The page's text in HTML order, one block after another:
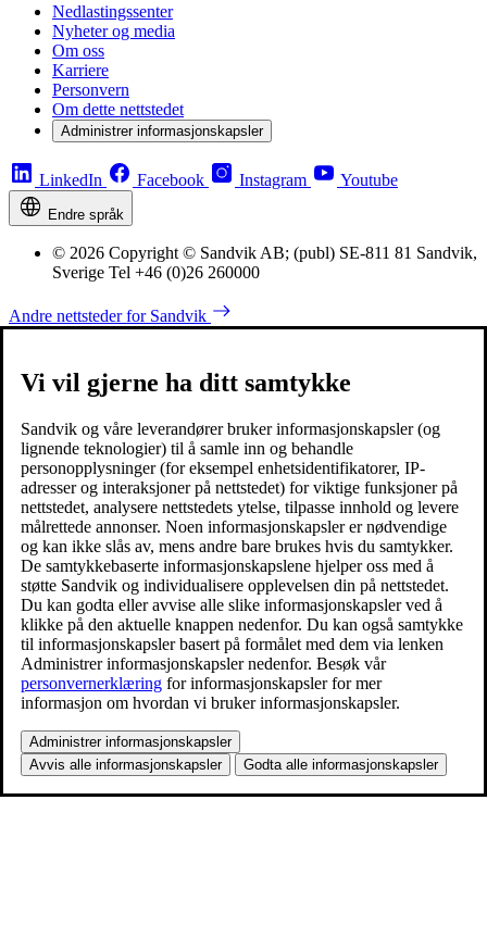
Nedlastingssenter
Nyheter og media
Om oss
Karriere
Personvern
Om dette nettstedet
Administrer informasjonskapsler
LinkedIn Facebook Instagram Youtube
Endre språk
© 2026 Copyright © Sandvik AB; (publ) SE-811 81 Sandvik,
Sverige Tel +46 (0)26 260000
Andre nettsteder for Sandvik
Vi vil gjerne ha ditt samtykke
Sandvik og våre leverandører bruker informasjonskapsler (og
lignende teknologier) til å samle inn og behandle
personopplysninger (for eksempel enhetsidentifikatorer, IP-
adresser og interaksjoner på nettstedet) for viktige funksjoner på
nettstedet, analysere nettstedets ytelse, tilpasse innhold og levere
målrettede annonser. Noen informasjonskapsler er nødvendige
og kan ikke slås av, mens andre bare brukes hvis du samtykker.
De samtykkebaserte informasjonskapslene hjelper oss med å
støtte Sandvik og individualisere opplevelsen din på nettstedet.
Du kan godta eller avvise alle slike informasjonskapsler ved å
klikke på den aktuelle knappen nedenfor. Du kan også samtykke
til informasjonskapsler basert på formålet med dem via lenken
Administrer informasjonskapsler nedenfor. Besøk vår
personvernerklæring for informasjonskapsler for mer
informasjon om hvordan vi bruker informasjonskapsler.
Administrer informasjonskapsler
Avvis alle informasjonskapsler
Godta alle informasjonskapsler